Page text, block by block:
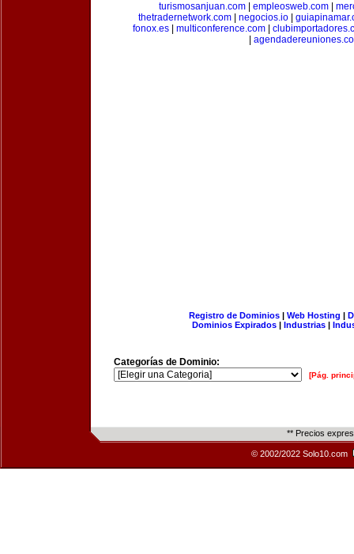
turismosanjuan.com| empleosweb.com|
thetradernetwork.com
negocios.io
fonox.es| multiconference.com|
Registro de Dominios| Web Hosting |
Dominios Expirados | Industrias |
Categorías de Dominio:
[Pág.
** Precios
© 2002/2022 Solo10.com